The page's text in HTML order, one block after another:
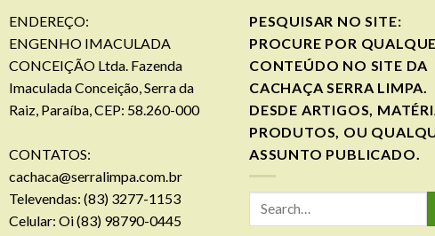
ENDEREÇO:
ENGENHO IMACULADA
CONCEIÇÃO Ltda. Fazenda
Imaculada Conceição, Serra da
Raiz, Paraíba, CEP: 58.260-000
CONTATOS:
cachaca@serralimpa.com.br
Televendas: (83) 3277-1153
Celular: Oi (83) 98790-0445
PESQUISAR NO SITE:
PROCURE POR
CONTEÚDO NO SITE DA
CACHAÇA SERRA LIMPA.
DESDE ARTIGOS,
PRODUTOS, OU
ASSUNTO PUBLICADO.